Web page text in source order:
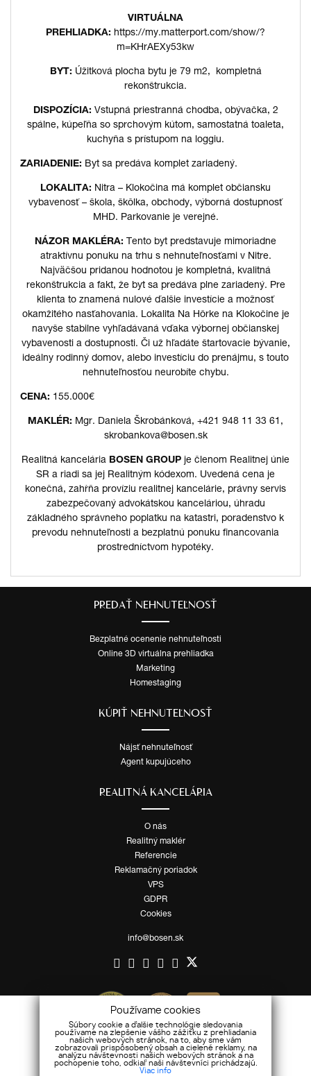
Používame cookies
Súbory cookie a ďalšie technológie sledovania
používame na zlepšenie vášho zážitku z prehliadania
našich webových stránok, na to, aby sme vám
zobrazovali prispôsobený obsah a cielené reklamy, na
analýzu návštevnosti našich webových stránok a na
pochopenie toho, odkiaľ naši návštevníci prichádzajú.
Viac info
VIRTUÁLNA
PREHLIADKA: https://my.matterport.com/show/?
m=KHrAEXy53kw
BYT: Úžitková plocha bytu je 79 m2, kompletná
rekonštrukcia.
DISPOZÍCIA: Vstupná priestranná chodba, obývačka, 2
spálne, kúpeľňa so sprchovým kútom, samostatná toaleta,
kuchyňa s prístupom na loggiu.
ZARIADENIE: Byt sa predáva komplet zariadený.
LOKALITA: Nitra – Klokočina má komplet občiansku
vybavenosť – škola, škôlka, obchody, výborná dostupnosť
MHD. Parkovanie je verejné.
NÁZOR MAKLÉRA: Tento byt predstavuje mimoriadne
atraktívnu ponuku na trhu s nehnuteľnosťami v Nitre.
Najväčšou pridanou hodnotou je kompletná, kvalitná
rekonštrukcia a fakt, že byt sa predáva plne zariadený. Pre
klienta to znamená nulové ďalšie investície a možnosť
okamžitého nasťahovania. Lokalita Na Hôrke na Klokočine je
navyše stabilne vyhľadávaná vďaka výbornej občianskej
vybavenosti a dostupnosti. Či už hľadáte štartovacie bývanie,
ideálny rodinný domov, alebo investíciu do prenájmu, s touto
nehnuteľnosťou neurobíte chybu.
CENA: 155.000€
MAKLÉR: Mgr. Daniela Škrobánková, +421 948 11 33 61,
skrobankova@bosen.sk
Realitná kancelária BOSEN GROUP je členom Realitnej únie
SR a riadi sa jej Realitným kódexom. Uvedená cena je
konečná, zahŕňa províziu realitnej kancelárie, právny servis
zabezpečovaný advokátskou kanceláriou, úhradu
základného správneho poplatku na katastri, poradenstvo k
prevodu nehnuteľnosti a bezplatnú ponuku financovania
prostredníctvom hypotéky.
PREDAŤ NEHNUTEĽNOSŤ
Bezplatné ocenenie nehnuteľnosti
Online 3D virtuálna prehliadka
Marketing
Homestaging
KÚPIŤ NEHNUTEĽNOSŤ
Nájsť nehnuteľnosť
Agent kupujúceho
REALITNÁ KANCELÁRIA
O nás
Realitný maklér
Referencie
Reklamačný poriadok
VPS
GDPR
Cookies
info@bosen.sk